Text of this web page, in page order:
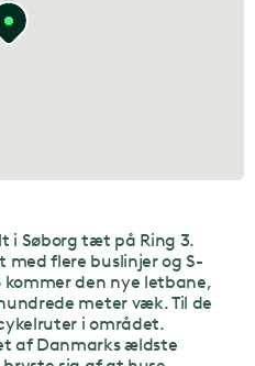
i Søborg tæt på Ring 3.
flere buslinjer og S-
den nye letbane,
meter væk. Til de
i området.
af Danmarks ældste